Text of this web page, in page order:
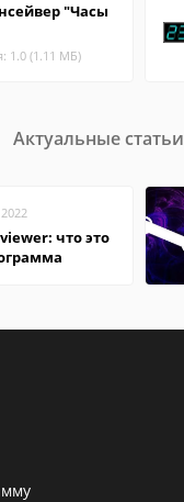
"Часы
1.0 (1.11 МБ)
Актуальные статьи
что это